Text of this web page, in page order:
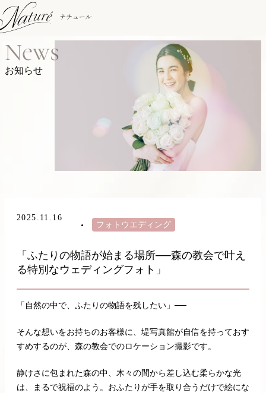
お知らせ
News
2025.11.16
フォトウエディング
「ふたりの物語が始まる場所──森の教会で叶え
る特別なウェディングフォト」
「自然の中で、ふたりの物語を残したい」──
そんな想いをお持ちのお客様に、堤写真館が自信を持っておす
すめするのが、森の教会でのロケーション撮影です。
静けさに包まれた森の中、木々の間から差し込む柔らかな光
は、まるで祝福のよう。おふたりが手を取り合うだけで絵にな